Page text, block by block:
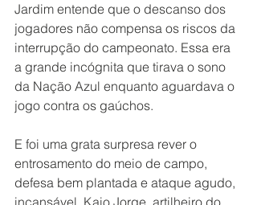
Jardim entende que o descanso dos
jogadores não compensa os riscos da
interrupção do campeonato. Essa era
a grande incógnita que tirava o sono
da Nação Azul enquanto aguardava o
jogo contra os gaúchos.
E foi uma grata surpresa rever o
entrosamento do meio de campo,
defesa bem plantada e ataque agudo,
incansável. Kaio Jorge, artilheiro do